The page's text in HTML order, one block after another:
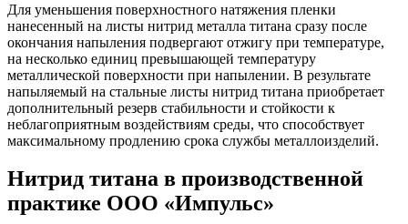
Для уменьшения поверхностного натяжения пленки
нанесенный на листы нитрид металла титана сразу после
окончания напыления подвергают отжигу при температуре,
на несколько единиц превышающей температуру
металлической поверхности при напылении. В результате
напыляемый на стальные листы нитрид титана приобретает
дополнительный резерв стабильности и стойкости к
неблагоприятным воздействиям среды, что способствует
максимальному продлению срока службы металлоизделий.
Нитрид титана в производственной
практике ООО «Импульс»